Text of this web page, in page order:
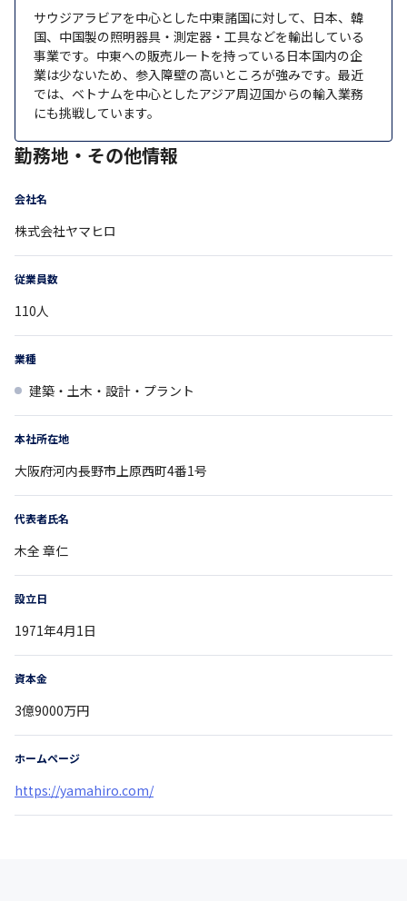
サウジアラビアを中心とした中東諸国に対して、日本、韓
国、中国製の照明器具・測定器・工具などを輸出している
事業です。中東への販売ルートを持っている日本国内の企
業は少ないため、参入障壁の高いところが強みです。最近
では、ベトナムを中心としたアジア周辺国からの輸入業務
にも挑戦しています。
勤務地・その他情報
会社名
株式会社ヤマヒロ
従業員数
110人
業種
建築・土木・設計・プラント
本社所在地
大阪府河内長野市上原西町4番1号
代表者氏名
木全 章仁
設立日
1971年4月1日
資本金
3億9000万円
ホームページ
https://yamahiro.com/